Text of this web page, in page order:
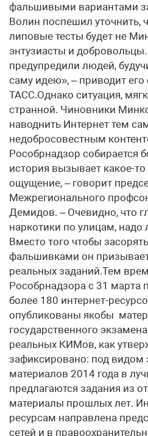
фальшивыми вариантами
Волин поспешил уточнить,
липовые тесты будет не
энтузиасты и
предупредили людей,
саму идею», – приводит
ТАСС.Однако ситуация,
странной. Чиновники
наводнить Интернет тем
недобросовестным
Рособрнадзор собирается
история вызывает какое-
ощущение, – говорит
Межрегионального
Демидов. – Очевидно, что
наркотики по улицам, надо
Вместо того чтобы
фальшивками он
реальных заданий.Тем
Рособрнадзора с 31 марта
более 180 интернет-
опубликованы якобы
государственного
реальных КИМов, как
зафиксировано: под видом
материалов 2014 года в
предлагаются задания из
материалы прошлых лет.
ресурсам направлена
сетей и в